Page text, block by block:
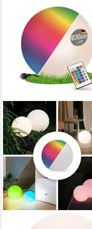
8 SEASONS DESIGN